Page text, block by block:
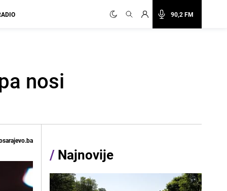
90,2 FM
nosi
/ Najnovije